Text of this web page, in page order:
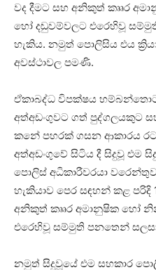
වද දීමට සහ අනිකුත් කෘෘර
හෝ දඬුවම්වලට එරෙහිවූ
හැකිය. නමුත් පොලිසිය එය
අවස්ථාවල පමණි.
ඒකාබද්ධ විපක්ෂය
අත්අඩංගුවට ගත් පුද්ගලයකුට
කනේ පහරක් ගසන ආකාරය
අත්අඩංගුවේ සිටිය දී සිදුවූ එම
පොලිස් අධිකාරීවරයා
හැකියාව පෙර සඳහන් කළ පරිදි
අනිකුත් කෘෘර අමානුෂික හෝ
එරෙහිවූ සම්මුති පනතෙන්
නමුත් සිදුවූයේ එම සහකාර